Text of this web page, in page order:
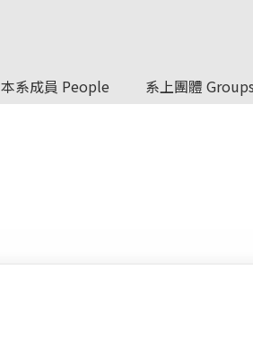
本系成員 People 系上團體 Groups